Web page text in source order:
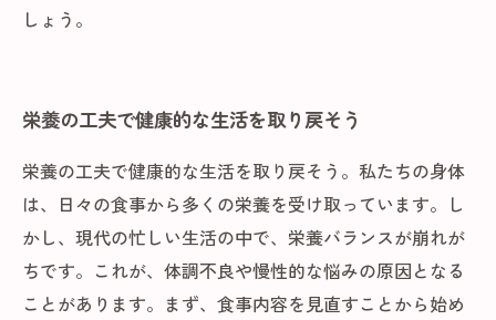
しょう。
栄養の工夫で健康的な生活を取り戻そう
栄養の工夫で健康的な生活を取り戻そう。私たちの身体
は、日々の食事から多くの栄養を受け取っています。し
かし、現代の忙しい生活の中で、栄養バランスが崩れが
ちです。これが、体調不良や慢性的な悩みの原因となる
ことがあります。まず、食事内容を見直すことから始め